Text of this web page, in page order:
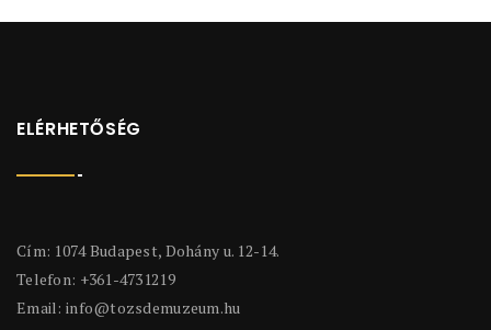
ELÉRHETŐSÉG
Cím: 1074 Budapest, Dohány u. 12-14.
Telefon: +361-4731219
Email: info@tozsdemuzeum.hu